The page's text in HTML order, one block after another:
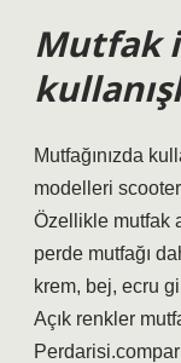
Mutfak
Mutfağınızda
modelleri scooter
Özellikle mutfak
perde mutfağı
krem, bej, ecru
Açık renkler